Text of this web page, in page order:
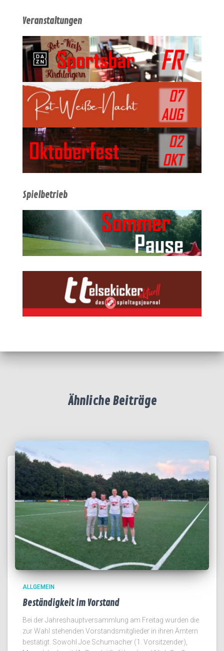
Veranstaltungen
Spielbetrieb
Ähnliche Beiträge
ALLGEMEIN
Beständigkeit im Vorstand
Bei der Jahreshauptversammlung am Freitag wurden die
zur Wahl stehenden Vorstandsmitglieder in ihren Ämtern
bestätigt. Sowohl Joe Schumacher (1. Vorsitzender),